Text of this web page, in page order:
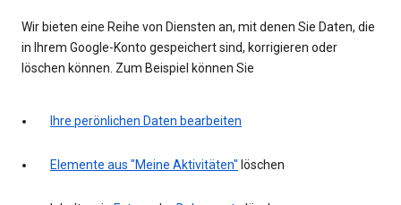
Wir bieten eine Reihe von Diensten an, mit denen Sie Daten, die
in Ihrem Google-Konto gespeichert sind, korrigieren oder
löschen können. Zum Beispiel können Sie
Ihre perönlichen Daten bearbeiten
Elemente aus "Meine Aktivitäten" löschen